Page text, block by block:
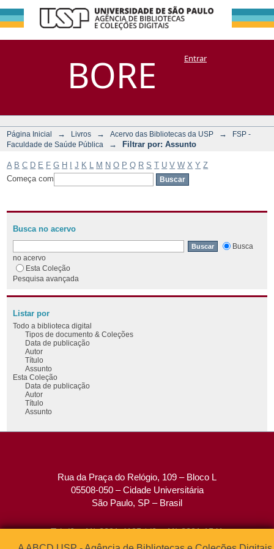
BORE
Filtrar por:
Assunto
DSpace/Manakin + CoriscoEntrar
Página Inicial → Livros → Acervo das Bibliotecas da USP →
FSP -
Faculdade de Saúde Pública
→ Filtrar por: Assunto
A B C D E F G H J K M N O P Q R S T U V W X Y Z
Começa com
Busca no acervo
Busca
no acervo
Esta Coleção
Pesquisa avançada
Listar por
Todo a biblioteca digital
Tipos de documento & Coleções
Data de publicação
Autor
Título
Assunto
Esta Coleção
Data de publicação
Autor
Título
Assunto
Rua da Praça do Relógio, 109 – Bloco L
05508-050 – Cidade Universitária
São Paulo, SP – Brasil
Tel: (0xx11) 3091-4195 / (0xx11) 3091-1541
Fax: (0xx11) 3091-1567